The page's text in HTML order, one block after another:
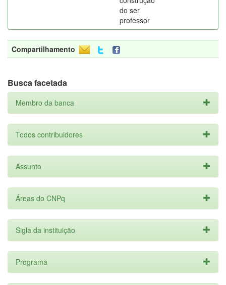
do ser
professor
Compartilhamento
Busca facetada
Membro da banca
Todos contribuidores
Assunto
Áreas do CNPq
Sigla da instituição
Programa